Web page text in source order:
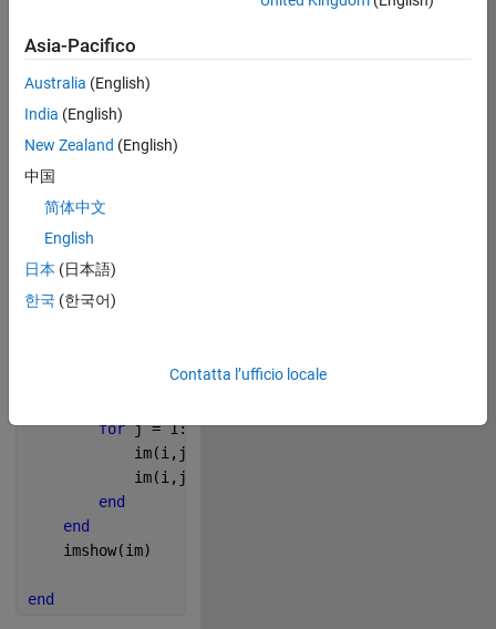
Copy
Write your drawframe
function below
    im = zeros(1000, 1000, 3);
for j = 1:1000
            im(i,j,1) = abs(sind((i*j/f)/(49-f)));
im(i,j,3) = abs(cosd(((1000-i)*(1000-j)/
end
end
    imshow(im)
end
Asia-Pacifico
Australia (English)
India (English)
New Zealand (English)
中国
简体中文
English
日本 (日本語)
한국 (한국어)
Contatta l’ufficio locale